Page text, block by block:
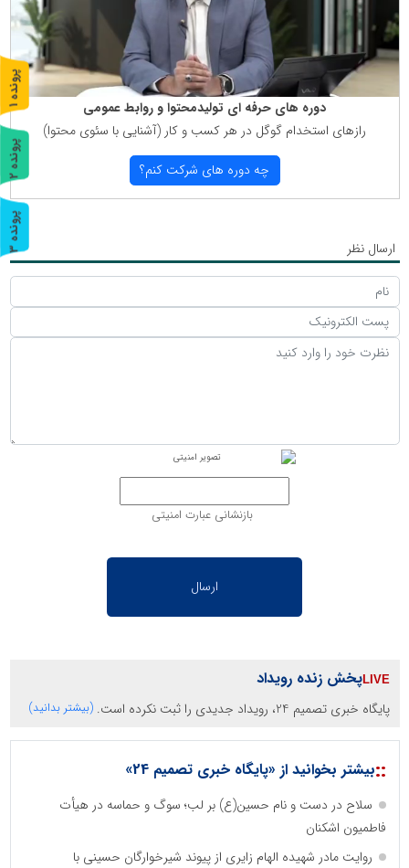
دوره های حرفه ای تولیدمحتوا و روابط عمومی
رازهای استخدام گوگل در هر كسب و كار (آشنایی با سئوی محتوا)
چه دوره های شركت كنم؟
ارسال نظر
بازنشانی عبارت امنیتی
پخش زنده رویداد
پایگاه خبری تصمیم 24، رویداد جدیدی را ثبت نکرده است. (بیشتر بدانید)
::بیشتر بخوانید از «پایگاه خبری تصمیم 24»
سلاح در دست و نام حسین(ع) بر لب؛ سوگ و حماسه در هیأت
فاطمیون اشکنان
روایت مادر شهیده الهام زایری از پیوند شیرخوارگان حسینی با
پ
ر
و
ن
د
ه
1
پ
ر
و
ن
د
ه
2
پ
ر
و
ن
د
ه
3